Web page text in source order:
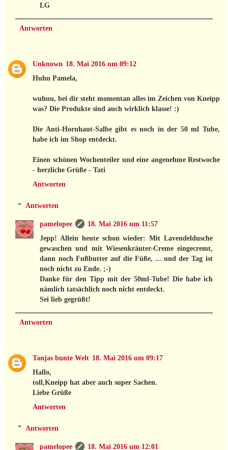
LG
Antworten
Unknown 18. Mai 2016 um 09:12
Huhu Pamela,
wuhuu, bei dir steht momentan alles im Zeichen von Kneipp
was? Die Produkte sind auch wirklich klasse! :)
Die Anti-Hornhaut-Salbe gibt es noch in der 50 ml Tube,
habe ich im Shop entdeckt.
Einen schönen Wochenteiler und eine angenehme Restwoche
- herzliche Grüße - Tati
Antworten
Antworten
pamelopee
18. Mai 2016 um 11:57
Jepp! Allein heute schon wieder: Mit Lavendeldusche
gewaschen und mit Wiesenkräuter-Creme eingecremt,
dann noch Fußbutter auf die Füße, ... und der Tag ist
noch nicht zu Ende. ;-)
Danke für den Tipp mit der 50ml-Tube! Die habe ich
nämlich tatsächlich noch nicht entdeckt.
Sei lieb gegrüßt!
Antworten
Tanjas bunte Welt 18. Mai 2016 um 09:17
Hallo,
toll,Kneipp hat aber auch super Sachen.
Liebe Grüße
Antworten
Antworten
pamelopee
18. Mai 2016 um 12:01